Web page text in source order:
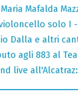
Mafalda
solo I
Dalla e altri
agli 883 al
live